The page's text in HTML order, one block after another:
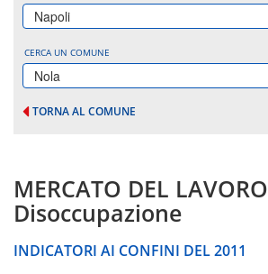
Napoli
CERCA UN COMUNE
Nola
TORNA AL COMUNE
MERCATO DEL LAVORO
Disoccupazione
INDICATORI AI CONFINI DEL 2011